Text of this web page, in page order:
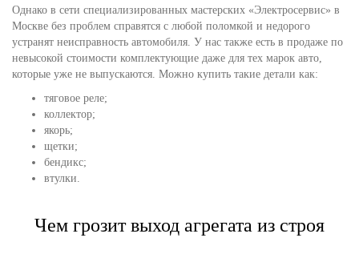
Однако в сети специализированных мастерских «Электросервис» в
Москве без проблем справятся с любой поломкой и недорого
устранят неисправность автомобиля. У нас также есть в продаже по
невысокой стоимости комплектующие даже для тех марок авто,
которые уже не выпускаются. Можно купить такие детали как:
тяговое реле;
коллектор;
якорь;
щетки;
бендикс;
втулки.
Чем грозит выход агрегата из строя